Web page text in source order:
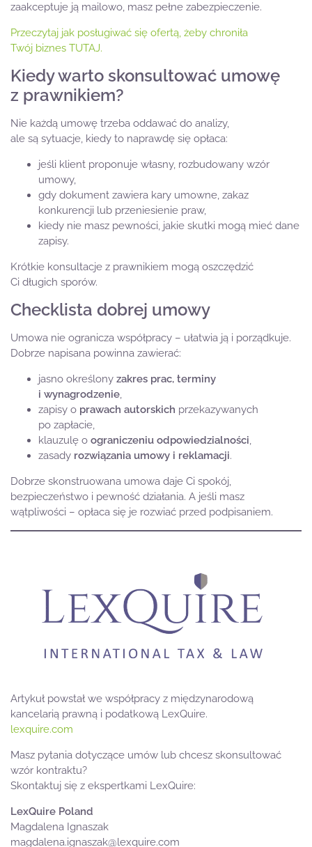
zaakceptuje ją mailowo, masz pełne zabezpieczenie.
Przeczytaj jak posługiwać się ofertą, żeby chroniła
Twój biznes TUTAJ.
Kiedy warto skonsultować umowę
z prawnikiem?
Nie każdą umowę trzeba oddawać do analizy,
ale są sytuacje, kiedy to naprawdę się opłaca:
jeśli klient proponuje własny, rozbudowany wzór
umowy,
gdy dokument zawiera kary umowne, zakaz
konkurencji lub przeniesienie praw,
kiedy nie masz pewności, jakie skutki mogą mieć dane
zapisy.
Krótkie konsultacje z prawnikiem mogą oszczędzić
Ci długich sporów.
Checklista dobrej umowy
Umowa nie ogranicza współpracy – ułatwia ją i porządkuje.
Dobrze napisana powinna zawierać:
jasno określony zakres prac, terminy
i wynagrodzenie,
zapisy o prawach autorskich przekazywanych
po zapłacie,
klauzulę o ograniczeniu odpowiedzialności,
zasady rozwiązania umowy i reklamacji.
Dobrze skonstruowana umowa daje Ci spokój,
bezpieczeństwo i pewność działania. A jeśli masz
wątpliwości – opłaca się je rozwiać przed podpisaniem.
Artykuł powstał we współpracy z międzynarodową
kancelarią prawną i podatkową LexQuire.
lexquire.com
Masz pytania dotyczące umów lub chcesz skonsultować
wzór kontraktu?
Skontaktuj się z ekspertkami LexQuire:
LexQuire Poland
Magdalena Ignaszak
magdalena.ignaszak@lexquire.com